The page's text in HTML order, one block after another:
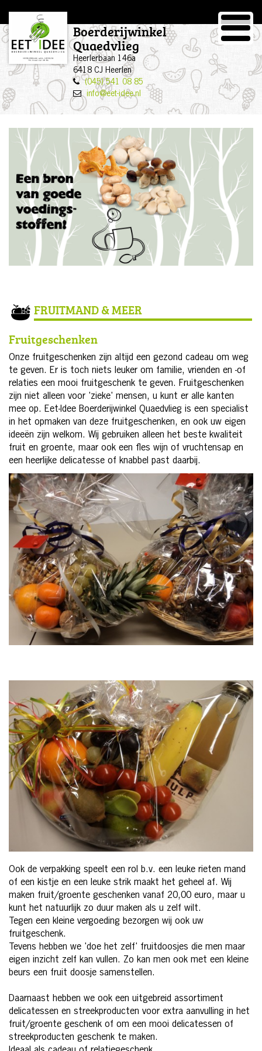
Boerderijwinkel
Quaedvlieg
Heerlerbaan 146a
6418 CJ Heerlen
(045) 541 08 85
info@eet-idee.nl
FRUITMAND & MEER
Fruitgeschenken
Onze fruitgeschenken zijn altijd een gezond cadeau om weg
te geven. Er is toch niets leuker om familie, vrienden en -of
relaties een mooi fruitgeschenk te geven. Fruitgeschenken
zijn niet alleen voor 'zieke' mensen, u kunt er alle kanten
mee op. Eet-Idee Boerderijwinkel Quaedvlieg is een specialist
in het opmaken van deze fruitgeschenken, en ook uw eigen
ideeën zijn welkom. Wij gebruiken alleen het beste kwaliteit
fruit en groente, maar ook een fles wijn of vruchtensap en
een heerlijke delicatesse of knabbel past daarbij.
Ook de verpakking speelt een rol b.v. een leuke rieten mand
of een kistje en een leuke strik maakt het geheel af. Wij
maken fruit/groente geschenken vanaf 20,00 euro, maar u
kunt het natuurlijk zo duur maken als u zelf wilt.
Tegen een kleine vergoeding bezorgen wij ook uw
fruitgeschenk.
Tevens hebben we 'doe het zelf' fruitdoosjes die men maar
eigen inzicht zelf kan vullen. Zo kan men ook met een kleine
beurs een fruit doosje samenstellen.
Daarnaast hebben we ook een uitgebreid assortiment
delicatessen en streekproducten voor extra aanvulling in het
fruit/groente geschenk of om een mooi delicatessen of
streekproducten geschenk te maken.